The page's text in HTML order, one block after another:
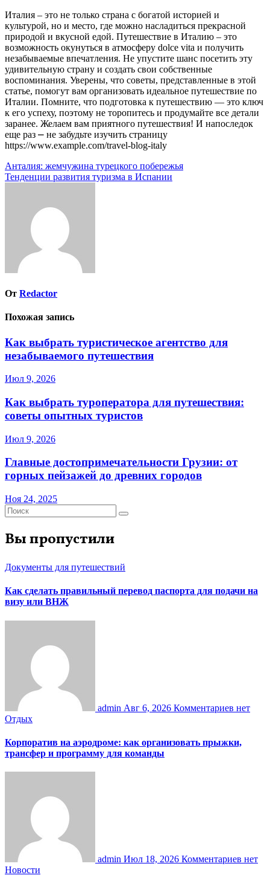
Италия – это не только страна с богатой историей и
культурой, но и место, где можно насладиться прекрасной
природой и вкусной едой. Путешествие в Италию – это
возможность окунуться в атмосферу dolce vita и получить
незабываемые впечатления. Не упустите шанс посетить эту
удивительную страну и создать свои собственные
воспоминания. Уверены, что советы, представленные в этой
статье, помогут вам организовать идеальное путешествие по
Италии. Помните, что подготовка к путешествию — это ключ
к его успеху, поэтому не торопитесь и продумайте все детали
заранее. Желаем вам приятного путешествия! И напоследок
еще раз ⎼ не забудьте изучить страницу
https://www.example.com/travel-blog-italy
Навигация
по
Анталия: жемчужина турецкого побережья
Тенденции развития туризма в Испании
От Redactor
Похожая запись
Как выбрать туристическое агентство для
незабываемого путешествия
Июл 9, 2026
Как выбрать туроператора для путешествия:
советы опытных туристов
Июл 9, 2026
Главные достопримечательности Грузии: от
горных пейзажей до древних городов
Ноя 24, 2025
Вы пропустили
Документы для путешествий
Как сделать правильный перевод паспорта для подачи на
визу или ВНЖ
admin Авг 6, 2026 Комментариев нет
Отдых
Корпоратив на аэродроме: как организовать прыжки,
трансфер и программу для команды
admin Июл 18, 2026 Комментариев нет
Новости